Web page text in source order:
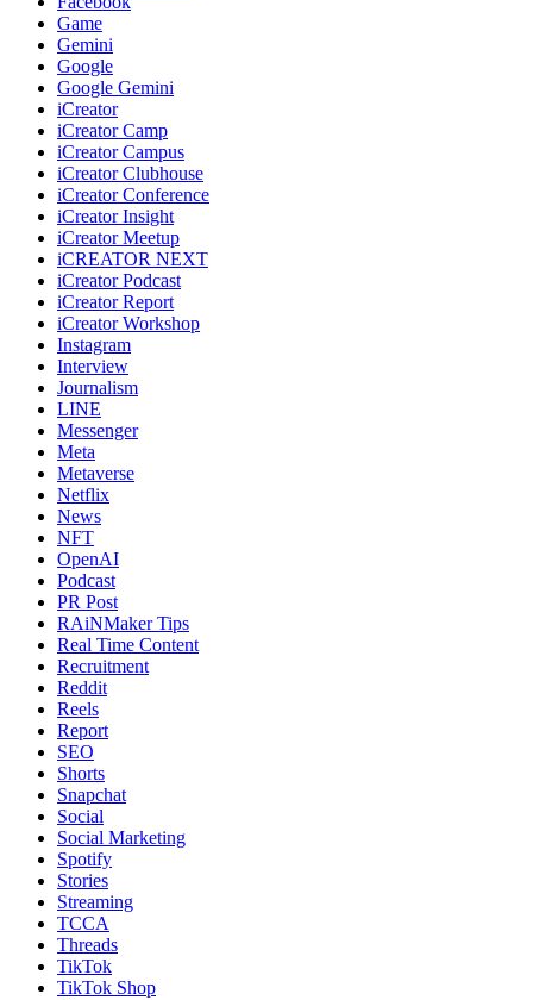
Game
Gemini
Google
Google Gemini
iCreator
iCreator Camp
iCreator Campus
iCreator Clubhouse
iCreator Conference
iCreator Insight
iCreator Meetup
iCREATOR NEXT
iCreator Podcast
iCreator Report
iCreator Workshop
Instagram
Interview
Journalism
LINE
Messenger
Meta
Metaverse
Netflix
News
NFT
OpenAI
Podcast
PR Post
RAiNMaker Tips
Real Time Content
Recruitment
Reddit
Reels
Report
SEO
Shorts
Snapchat
Social
Social Marketing
Spotify
Stories
Streaming
TCCA
Threads
TikTok
TikTok Shop